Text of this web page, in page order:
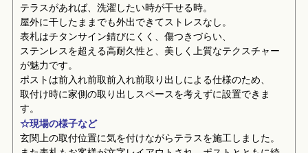
テラスがあれば、洗濯したい時が干せる時。
屋外に干したままでも外出できてストレスなし。
表札はチタンサイン錆びにくく、傷つきづらい、
ステンレスを超える高耐久性と、美しく上質なテクスチャー
が魅力です。
ポストは前入れ前取前入れ前取り出しによる仕様のため、
取付け時に家側の取り出しスペースを考えずに設置できま
す。
☆現場の様子など
玄関上の取付位置に気を付けながらテラスを施工しました。